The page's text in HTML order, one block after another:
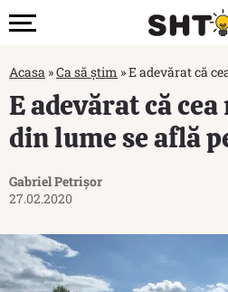
Acasa »Ca să știm »E adevărat că
E adevărat că
din lume se află
Gabriel Petrișor
27.02.2020